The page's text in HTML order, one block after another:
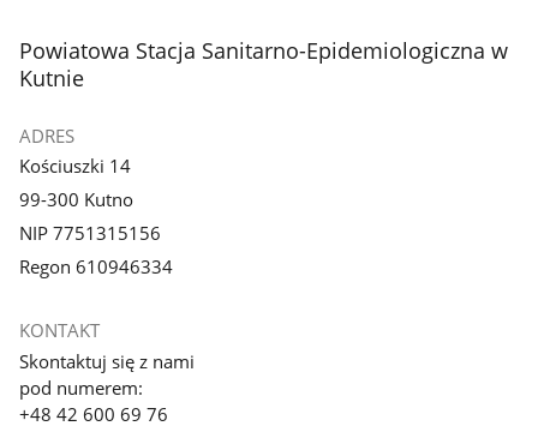
stopka
Powiatowa Stacja Sanitarno-Epidemiologiczna w
Kutnie
ADRES
Kościuszki 14
99-300 Kutno
NIP 7751315156
Regon 610946334
KONTAKT
Skontaktuj się z nami
pod numerem:
+48 42 600 69 76